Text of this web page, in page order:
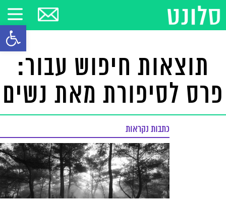
פתח
תוצאות חיפוש עבור:
פרס לסיפורת מאת נשים
כתבות נקראות